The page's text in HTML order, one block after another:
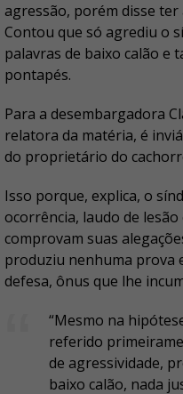
agressão, porém disse
Contou que só agrediu o
palavras de baixo calão e
pontapés.
Para a desembargadora
relatora da matéria, é
do proprietário do
Isso porque, explica, o
ocorrência, laudo de
comprovam suas
produziu nenhuma prova
defesa, ônus que lhe
“Mesmo na
referido
de agressividade,
baixo calão, nada